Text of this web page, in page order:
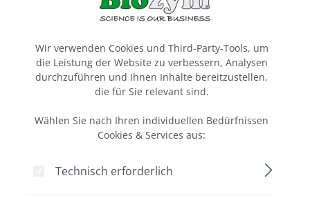
DNA Marker, 1 - 10 kb
100 Anwendungen
Wir verwenden Cookies und Third-Party-Tools, um
die Leistung der Website zu verbessern, Analysen
durchzuführen und Ihnen Inhalte bereitzustellen,
die für Sie relevant sind.
Wählen Sie nach Ihren individuellen Bedürfnissen
Cookies & Services aus:
Technisch erforderlich